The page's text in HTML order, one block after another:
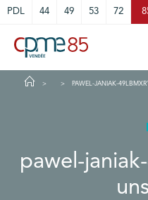
PDL 44 49 53 72
PAWEL-JANIAK-
pawel-
Cookies management panel